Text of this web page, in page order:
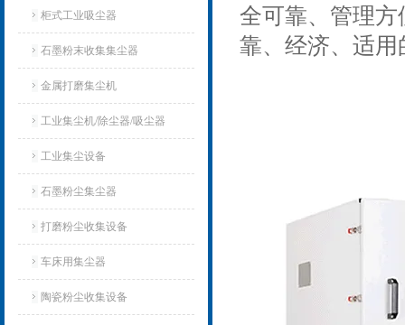
柜式工业吸尘器
石墨粉末收集集尘器
金属打磨集尘机
工业集尘机/除尘器/吸尘器
工业集尘设备
石墨粉尘集尘器
打磨粉尘收集设备
车床用集尘器
陶瓷粉尘收集设备
全可靠、管理
靠、经济、适用